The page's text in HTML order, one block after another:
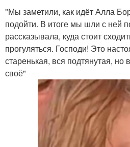
"Мы заметили, как идёт Алла
подойти. В итоге мы шли с ней
рассказывала, куда стоит
прогуляться. Господи! Это
старенькая, вся подтянутая, но
своё"